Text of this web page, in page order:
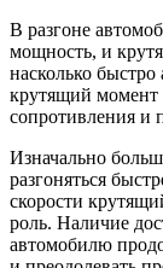
В разгоне
мощность, и
насколько быстро
крутящий момент
сопротивления и
Изначально
разгоняться
скорости
роль. Наличие
автомобилю